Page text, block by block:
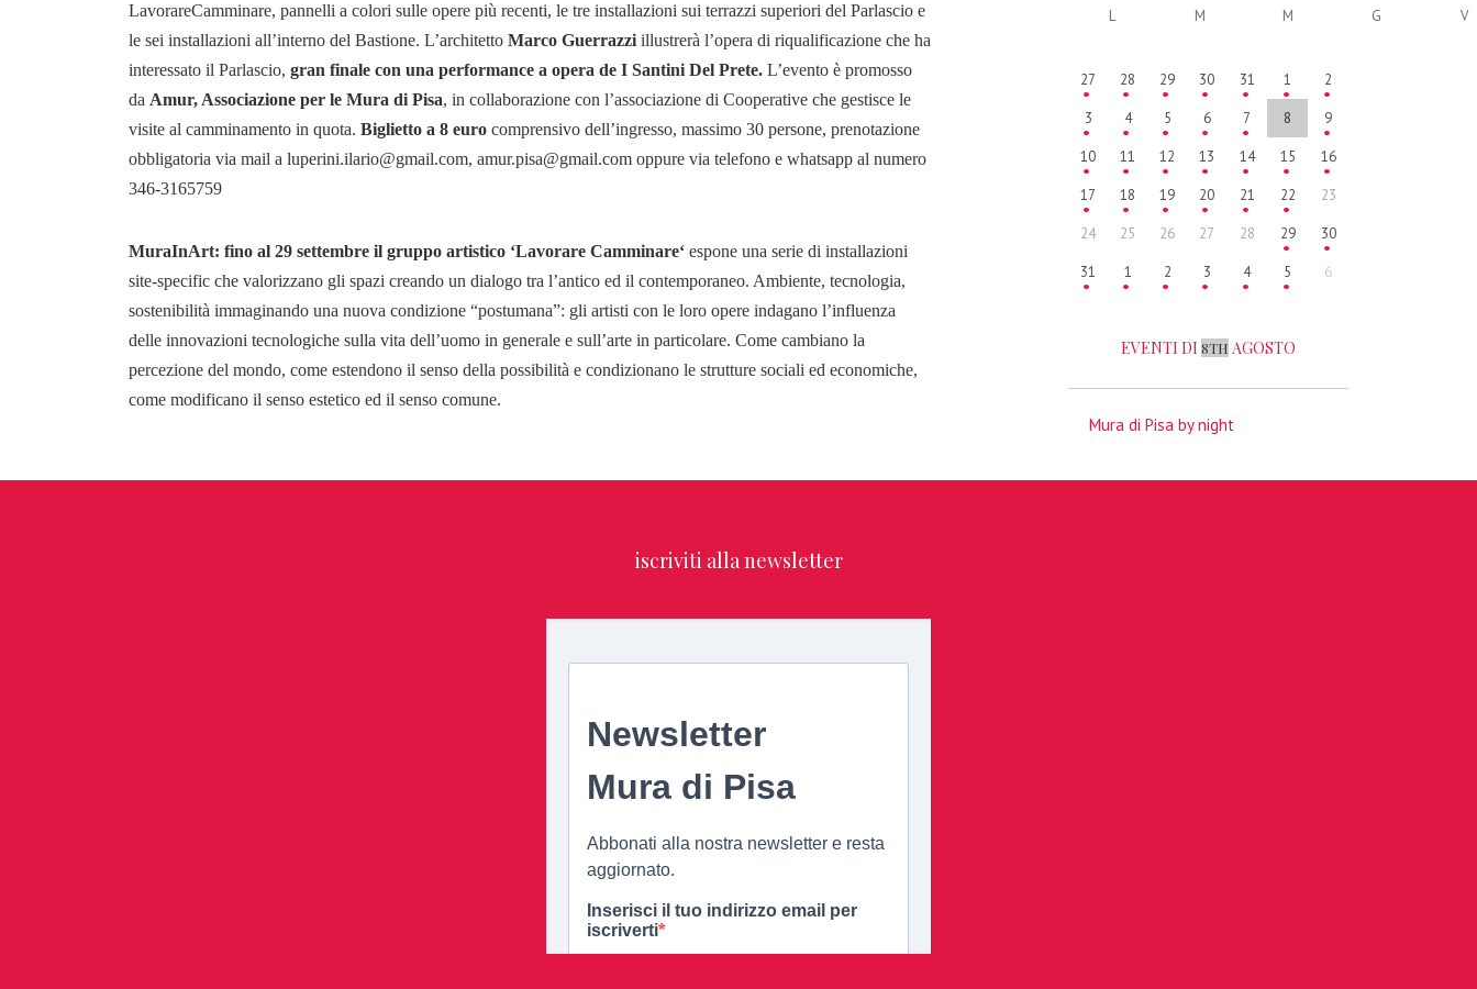
LavorareCamminare, pannelli a colori sulle opere più recenti, le tre installazioni sui terrazzi superiori del Parlascio e
le sei installazioni all’interno del Bastione. L’architetto Marco Guerrazzi illustrerà l’opera di riqualificazione che ha
interessato il Parlascio, gran finale con una performance a opera de I Santini Del Prete. L’evento è promosso
da Amur, Associazione per le Mura di Pisa, in collaborazione con l’associazione di Cooperative che gestisce le
visite al camminamento in quota. Biglietto a 8 euro comprensivo dell’ingresso, massimo 30 persone, prenotazione
obbligatoria via mail a luperini.ilario@gmail.com, amur.pisa@gmail.com oppure via telefono e whatsapp al numero
346-3165759
MuraInArt: fino al 29 settembre il gruppo artistico ‘Lavorare Camminare‘ espone una serie di installazioni
site-specific che valorizzano gli spazi creando un dialogo tra l’antico ed il contemporaneo. Ambiente, tecnologia,
sostenibilità immaginando una nuova condizione “postumana”: gli artisti con le loro opere indagano l’influenza
delle innovazioni tecnologiche sulla vita dell’uomo in generale e sull’arte in particolare. Come cambiano la
percezione del mondo, come estendono il senso della possibilità e condizionano le strutture sociali ed economiche,
come modificano il senso estetico ed il senso comune.
L M M G V
27 28 29 30 31 1 2
3 4 5 6 7 8 9
10 11 12 13 14 15 16
17 18 19 20 21 22 23
24 25 26 27 28 29 30
31 1 2 3 4 5 6
EVENTI DI 8TH AGOSTO
Mura di Pisa by night
iscriviti alla newsletter